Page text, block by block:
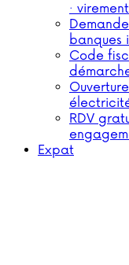
·
banques
Code
RDV
Expat